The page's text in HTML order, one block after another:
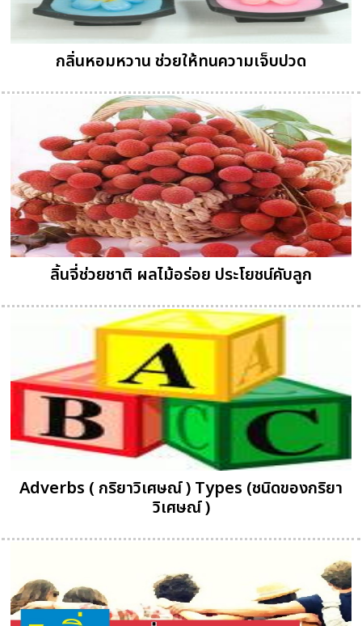
กลิ่นหอมหวาน ช่วยให้ทนความเจ็บปวด
ลิ้นจี่ช่วยชาติ ผลไม้อร่อย ประโยชน์คับลูก
Adverbs ( กริยาวิเศษณ์ ) Types (ชนิดของกริยา
วิเศษณ์ )